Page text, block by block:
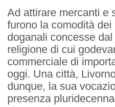
Ad attirare mercanti e
furono la comodità
doganali concesse
religione di cui
commerciale di
oggi. Una città,
dunque, la sua
presenza